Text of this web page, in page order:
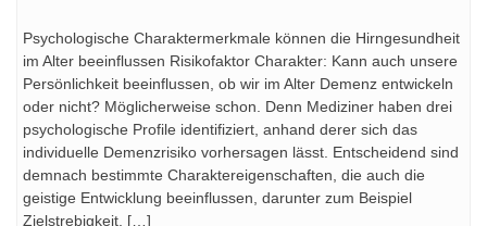
Psychologische Charaktermerkmale können die Hirngesundheit
im Alter beeinflussen Risikofaktor Charakter: Kann auch unsere
Persönlichkeit beeinflussen, ob wir im Alter Demenz entwickeln
oder nicht? Möglicherweise schon. Denn Mediziner haben drei
psychologische Profile identifiziert, anhand derer sich das
individuelle Demenzrisiko vorhersagen lässt. Entscheidend sind
demnach bestimmte Charaktereigenschaften, die auch die
geistige Entwicklung beeinflussen, darunter zum Beispiel
Zielstrebigkeit, […]